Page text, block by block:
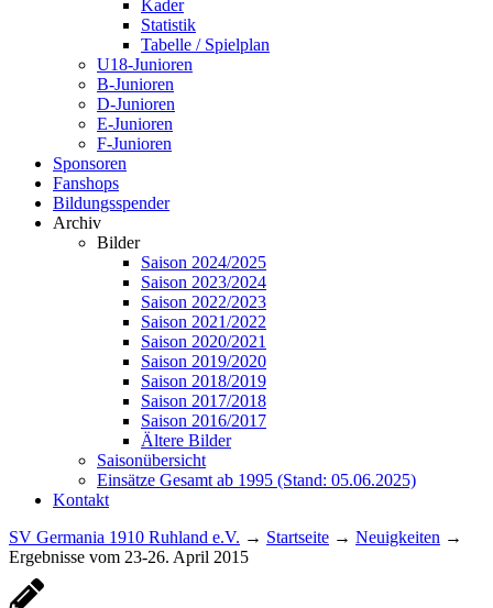
Kader
Statistik
Tabelle / Spielplan
U18-Junioren
B-Junioren
D-Junioren
E-Junioren
F-Junioren
Sponsoren
Fanshops
Bildungsspender
Archiv
Bilder
Saison 2024/2025
Saison 2023/2024
Saison 2022/2023
Saison 2021/2022
Saison 2020/2021
Saison 2019/2020
Saison 2018/2019
Saison 2017/2018
Saison 2016/2017
Ältere Bilder
Saisonübersicht
Einsätze Gesamt ab 1995 (Stand: 05.06.2025)
Kontakt
SV Germania 1910 Ruhland e.V. → Startseite → Neuigkeiten →
Ergebnisse vom 23-26. April 2015